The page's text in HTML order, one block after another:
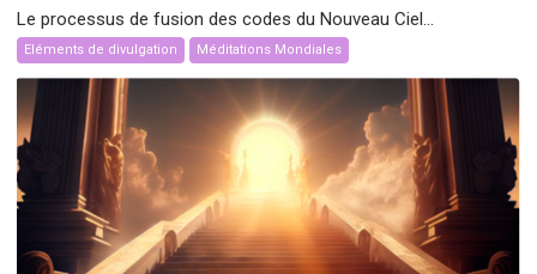
Le processus de fusion des codes du Nouveau Ciel...
Eléments de divulgation Méditations Mondiales